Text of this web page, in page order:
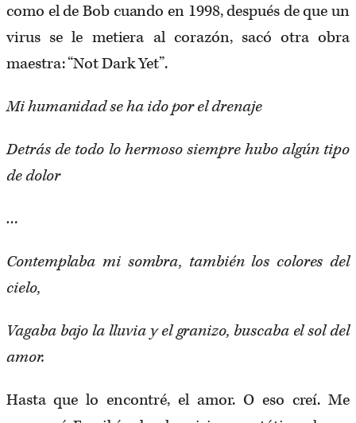
como el de Bob cuando en 1998, después de que un
virus se le metiera al corazón, sacó otra obra
maestra: “Not Dark Yet”.
Mi humanidad se ha ido por el drenaje
Detrás de todo lo hermoso siempre hubo algún tipo
de dolor
…
Contemplaba mi sombra, también los colores del
cielo,
Vagaba bajo la lluvia y el granizo, buscaba el sol del
amor.
Hasta que lo encontré, el amor. O eso creí. Me